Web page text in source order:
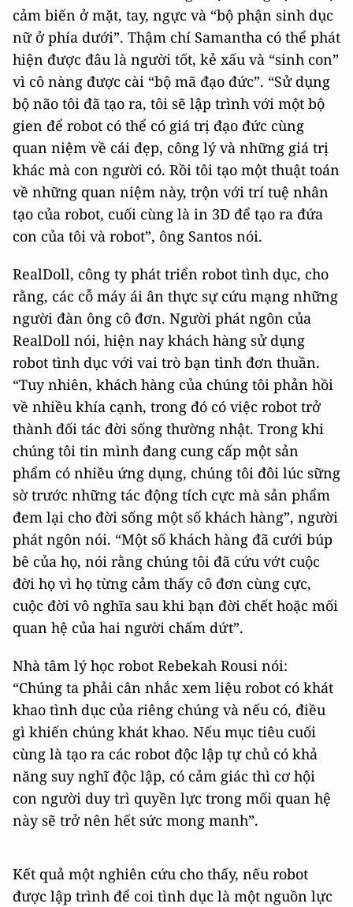
cảm biến ở mặt, tay, ngực và “bộ phận sinh dục
nữ ở phía dưới”. Thậm chí Samantha có thể phát
hiện được đâu là người tốt, kẻ xấu và “sinh con”
vì cô nàng được cài “bộ mã đạo đức”. “Sử dụng
bộ não tôi đã tạo ra, tôi sẽ lập trình với một bộ
gien để robot có thể có giá trị đạo đức cùng
quan niệm về cái đẹp, công lý và những giá trị
khác mà con người có. Rồi tôi tạo một thuật toán
về những quan niệm này, trộn với trí tuệ nhân
tạo của robot, cuối cùng là in 3D để tạo ra đứa
con của tôi và robot”, ông Santos nói.
RealDoll, công ty phát triển robot tình dục, cho
rằng, các cỗ máy ái ân thực sự cứu mạng những
người đàn ông cô đơn. Người phát ngôn của
RealDoll nói, hiện nay khách hàng sử dụng
robot tình dục với vai trò bạn tình đơn thuần.
“Tuy nhiên, khách hàng của chúng tôi phản hồi
về nhiều khía cạnh, trong đó có việc robot trở
thành đối tác đời sống thường nhật. Trong khi
chúng tôi tin mình đang cung cấp một sản
phẩm có nhiều ứng dụng, chúng tôi đôi lúc sững
sờ trước những tác động tích cực mà sản phẩm
đem lại cho đời sống một số khách hàng”, người
phát ngôn nói. “Một số khách hàng đã cưới búp
bê của họ, nói rằng chúng tôi đã cứu vớt cuộc
đời họ vì họ từng cảm thấy cô đơn cùng cực,
cuộc đời vô nghĩa sau khi bạn đời chết hoặc mối
quan hệ của hai người chấm dứt”.
Nhà tâm lý học robot Rebekah Rousi nói:
“Chúng ta phải cân nhắc xem liệu robot có khát
khao tình dục của riêng chúng và nếu có, điều
gì khiến chúng khát khao. Nếu mục tiêu cuối
cùng là tạo ra các robot độc lập tự chủ có khả
năng suy nghĩ độc lập, có cảm giác thì cơ hội
con người duy trì quyền lực trong mối quan hệ
này sẽ trở nên hết sức mong manh”.
Kết quả một nghiên cứu cho thấy, nếu robot
được lập trình để coi tình dục là một nguồn lực